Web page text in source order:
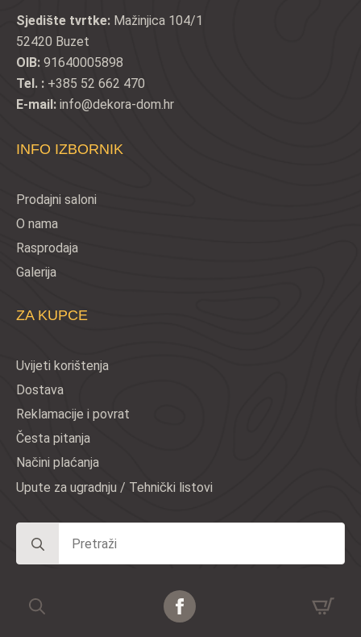
Sjedište tvrtke: Mažinjica 104/1
52420 Buzet
OIB: 91640005898
Tel. : +385 52 662 470
E-mail: info@dekora-dom.hr
INFO IZBORNIK
Prodajni saloni
O nama
Rasprodaja
Galerija
ZA KUPCE
Uvijeti korištenja
Dostava
Reklamacije i povrat
Česta pitanja
Načini plaćanja
Upute za ugradnju / Tehnički listovi
for:
© DEKORA DOM d.o.o. | design by SEDMA KUĆA